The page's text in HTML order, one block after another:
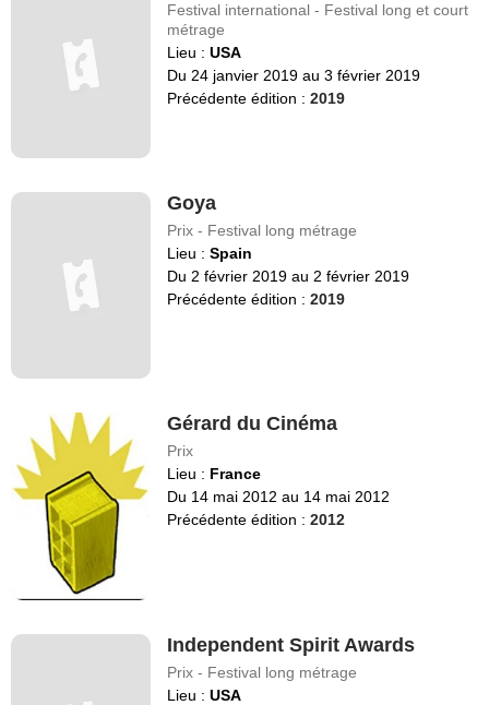
Festival international - Festival long et court
métrage
Lieu :USA
Du 24 janvier 2019 au 3 février 2019
Précédente édition :2019
Goya
Prix - Festival long métrage
Lieu :Spain
Du 2 février 2019 au 2 février 2019
Précédente édition :2019
Gérard du Cinéma
Prix
Lieu : France
Du 14 mai 2012 au 14 mai 2012
Précédente édition :2012
Independent Spirit Awards
Prix - Festival long métrage
Lieu :USA